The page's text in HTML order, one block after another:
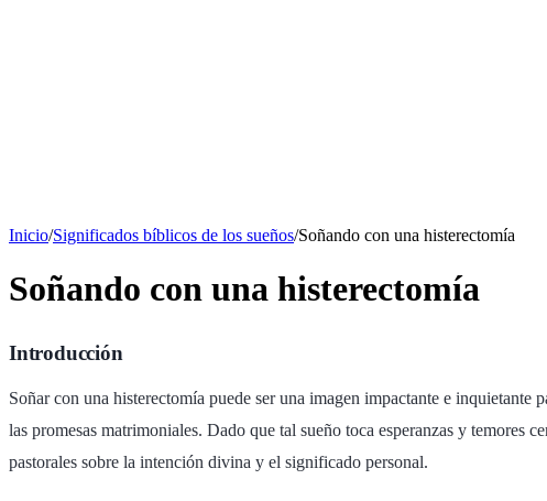
Inicio/Significados bíblicos de los sueños/Soñando con una histerectomía
Soñando con una histerectomía
Introducción
Soñar con una histerectomía puede ser una imagen impactante e
las promesas matrimoniales. Dado que tal sueño toca esperanzas y
pastorales sobre la intención divina y el significado personal.